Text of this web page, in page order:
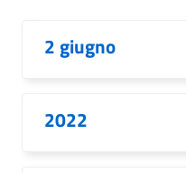
2 giugno
2022